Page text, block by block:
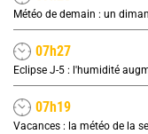
07h27
07h19
Vacances : la météo de la